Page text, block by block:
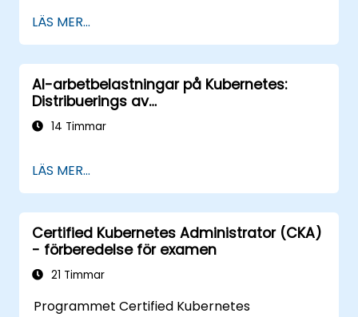
LÄS MER...
AI-arbetbelastningar på Kubernetes:
Distribuerings av
maskininlärningsmodeller i stor skala
14 Timmar
LÄS MER...
Certified Kubernetes Administrator (CKA)
- förberedelse för examen
21 Timmar
Programmet Certified Kubernetes